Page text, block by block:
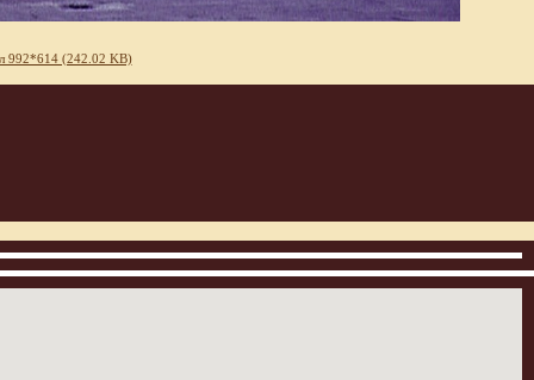
992*614 (242.02 KB)